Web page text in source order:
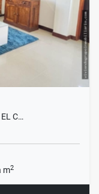
C…
m2